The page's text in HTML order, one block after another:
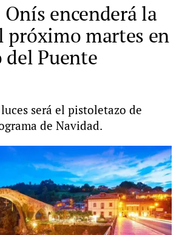
Onís encenderá la
próximo martes en
Puente
será el pistoletazo de
de Navidad.